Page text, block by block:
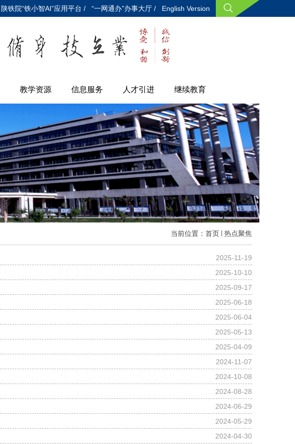
陕铁院“铁小智AI”应用平台 / “一网通办”办事大厅 / English Version
教学资源 信息服务 人才引进 继续教育
当前位置： 首页 热点聚焦
2025-11-19
2025-10-10
2025-09-17
2025-06-18
2025-06-04
2025-05-13
2025-04-09
2024-11-07
2024-10-08
2024-08-28
2024-06-29
2024-05-29
2024-04-30